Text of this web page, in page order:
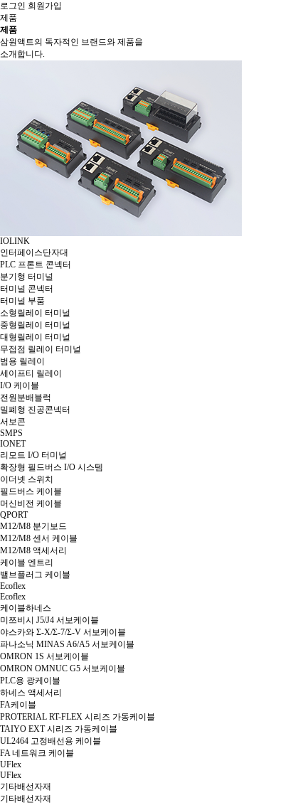
로그인 회원가입
제품
제품
삼원액트의 독자적인 브랜드와 제품을
소개합니다.
IOLINK
인터페이스단자대
PLC 프론트 콘넥터
분기형 터미널
터미널 콘넥터
터미널 부품
소형릴레이 터미널
중형릴레이 터미널
대형릴레이 터미널
무접점 릴레이 터미널
범용 릴레이
세이프티 릴레이
I/O 케이블
전원분배블럭
밀폐형 진공콘넥터
서보콘
SMPS
IONET
리모트 I/O 터미널
확장형 필드버스 I/O 시스템
이더넷 스위치
필드버스 케이블
머신비전 케이블
QPORT
M12/M8 분기보드
M12/M8 센서 케이블
M12/M8 액세서리
케이블 엔트리
밸브플러그 케이블
Ecoflex
Ecoflex
케이블하네스
미쯔비시 J5/J4 서보케이블
야스카와 Σ-X/Σ-7/Σ-V 서보케이블
파나소닉 MINAS A6/A5 서보케이블
OMRON 1S 서보케이블
OMRON OMNUC G5 서보케이블
PLC용 광케이블
하네스 액세서리
FA케이블
PROTERIAL RT-FLEX 시리즈 가동케이블
TAIYO EXT 시리즈 가동케이블
UL2464 고정배선용 케이블
FA 네트워크 케이블
UFlex
UFlex
기타배선자재
기타배선자재